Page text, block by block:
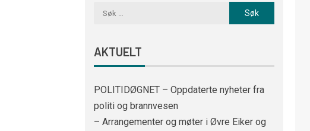
AKTUELT
POLITIDØGNET – Oppdaterte nyheter fra
politi og brannvesen
– Arrangementer og møter i Øvre Eiker og